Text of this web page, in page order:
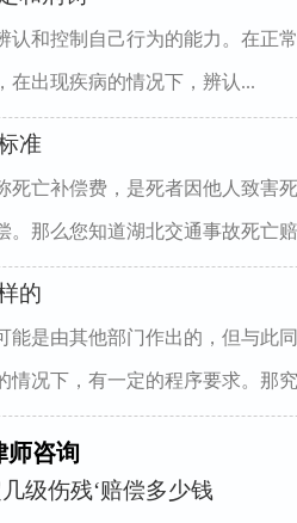
认和控制自己行为的能力。在正
在出现疾病的情况下，辨认...
准
死亡补偿费，是死者因他人致害
。那么您知道湖北交通事故死亡
的
能是由其他部门作出的，但与此
情况下，有一定的程序要求。那
师咨询
级伤残‘赔偿多少钱